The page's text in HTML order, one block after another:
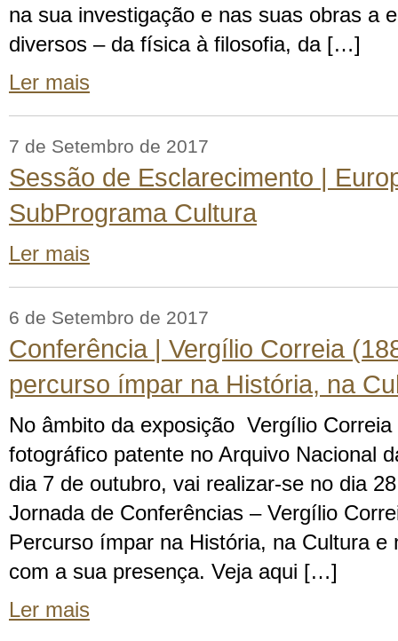
na sua investigação e nas suas obras a
diversos – da física à filosofia, da […]
Ler mais
7 de Setembro de 2017
Sessão de Esclarecimento |
SubPrograma Cultura
Ler mais
6 de Setembro de 2017
Conferência | Vergílio Correia
percurso ímpar na História, na
No âmbito da exposição Vergílio
fotográfico patente no Arquivo Nacional
dia 7 de outubro, vai realizar-se no dia
Jornada de Conferências – Vergílio
Percurso ímpar na História, na Cultura e
com a sua presença. Veja aqui […]
Ler mais